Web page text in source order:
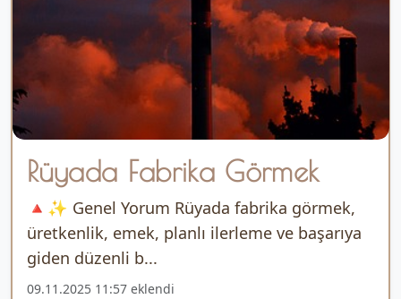
Rüyada Fabrika Görmek
🔺✨ Genel Yorum Rüyada fabrika görmek,
üretkenlik, emek, planlı ilerleme ve başarıya
giden düzenli b...
09.11.2025 11:57 eklendi